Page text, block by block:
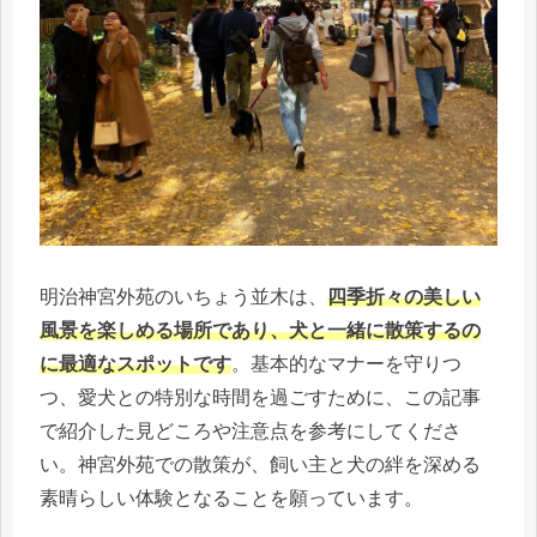
明治神宮外苑のいちょう並木は、 四季折々の美しい
風景を楽しめる場所であり、犬と一緒に散策するの
に最適なスポットです。基本的なマナーを守りつ
つ、愛犬との特別な時間を過ごすために、この記事
で紹介した見どころや注意点を参考にしてくださ
い。神宮外苑での散策が、飼い主と犬の絆を深める
素晴らしい体験となることを願っています。